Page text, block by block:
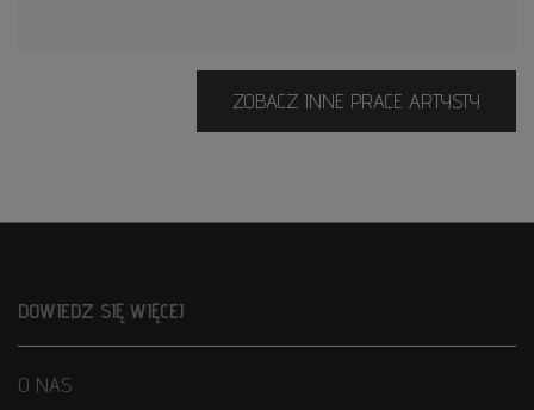
ZOBACZ INNE PRACE ARTYSTY
DOWIEDZ SIĘ WIĘCEJ
O NAS